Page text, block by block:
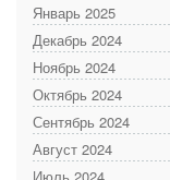
Январь 2025
Декабрь 2024
Ноябрь 2024
Октябрь 2024
Сентябрь 2024
Август 2024
Июль 2024